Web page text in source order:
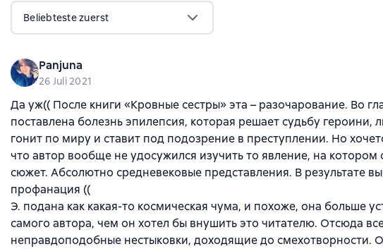
Beliebteste zuerst
Panjuna
26 Juli 2021
Да уж(( После книги «Кровные сестры» эта – разочарование. Во
поставлена болезнь эпилепсия, которая решает судьбу героини,
гонит по миру и ставит под подозрение в преступлении. Но
что автор вообще не удосужился изучить то явление, на котором
сюжет. Абсолютно средневековые представления. В результате
профанация ((
Э. подана как какая-то космическая чума, и похоже, она больше
самого автора, чем он хотел бы внушить это читателю. Отсюда
неправдоподобные нестыковки, доходящие до смехотворности.